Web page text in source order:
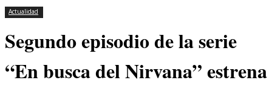
Actualidad
Segundo episodio de la serie
“En busca del Nirvana” estrena